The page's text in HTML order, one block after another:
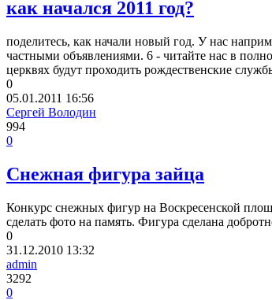
как начался 2011 год?
поделитесь, как начали новый год. У нас
частными объявлениями. 6 - читайте нас в
церквях будут проходить рождественские
0
05.01.2011 16:56
Сергей Володин
994
0
Снежная фигура зайца
Конкурс снежных фигур на Воскресенской
сделать фото на память. Фигура сделана
0
31.12.2010 13:32
admin
3292
0